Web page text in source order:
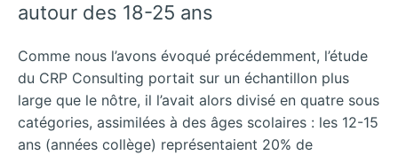
autour des 18-25 ans
Comme nous l’avons évoqué précédemment, l’étude
du CRP Consulting portait sur un échantillon plus
large que le nôtre, il l’avait alors divisé en quatre sous
catégories, assimilées à des âges scolaires : les 12-15
ans (années collège) représentaient 20% de